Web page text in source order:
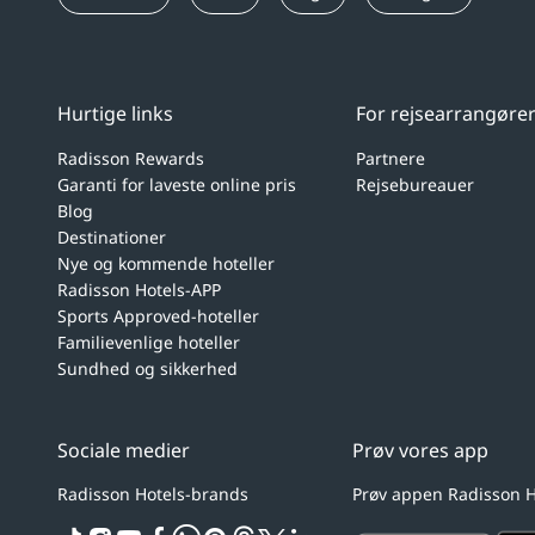
Hurtige links
Radisson Rewards
Garanti for laveste online pris
Blog
Destinationer
Nye og kommende hoteller
Radisson Hotels-APP
Sports Approved-hoteller
Familievenlige hoteller
Sundhed og sikkerhed
For rejsearrangører
Partnere
Rejsebureauer
Sociale medier
Radisson Hotels-brands
Prøv vores app
Prøv appen Radisson